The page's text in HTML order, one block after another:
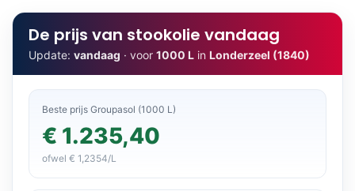
De prijs van stookolie vandaag
Update: vandaag · voor 1000 L in Londerzeel (1840)
Beste prijs Groupasol (1000 L)
€ 1.235,40
ofwel € 1,2354/L